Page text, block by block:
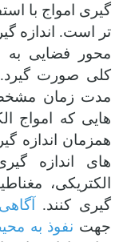
گیری امواج با
تر است. اندازه
محور فضایی به
کلی صورت
مدت زمان
هایی که امواج
همزمان اندازه
های اندازه
الکتریکی،
گیری کنند.
جهت نفوذ به